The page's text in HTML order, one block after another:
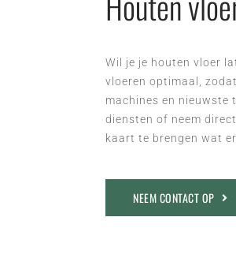
Wil je je houten vloer
vloeren optimaal,
machines en nieuwste
diensten of neem
kaart te brengen wat
NEEM CONTACT OP